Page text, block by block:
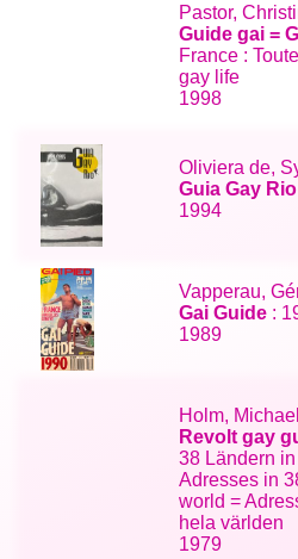
Pastor,
Guide gai =
France :
gay life
1998
Oliviera de,
Guia Gay Rio
1994
Vapperau,
Gai Guide :
1989
Holm,
Revolt gay
38 Ländern
Adresses in
world =
hela världen
1979